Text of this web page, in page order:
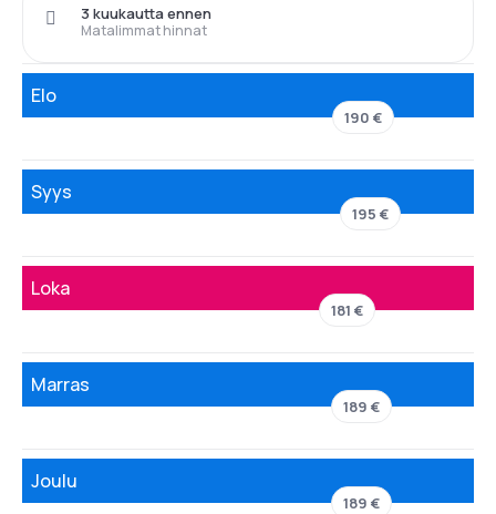
Matalimmat hinnat
3 kuukautta ennen
Elo
190 €
Syys
195 €
Loka
181 €
Marras
189 €
Joulu
189 €